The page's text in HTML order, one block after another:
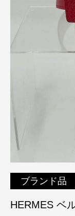
ブランド品
HERMES ベ